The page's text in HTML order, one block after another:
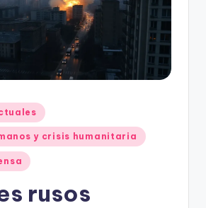
y crisis humanitaria
rusos